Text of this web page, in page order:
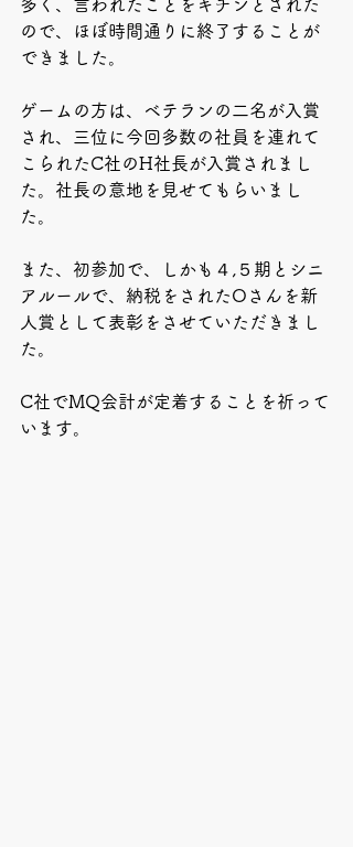
多く、言われたことをキチンとされた
ので、ほぼ時間通りに終了することが
できました。
ゲームの方は、ベテランの二名が入賞
され、三位に今回多数の社員を連れて
こられたC社のH社長が入賞されまし
た。社長の意地を見せてもらいまし
た。
また、初参加で、しかも４,５期とシニ
アルールで、納税をされたOさんを新
人賞として表彰をさせていただきまし
た。
C社でMQ会計が定着することを祈って
います。